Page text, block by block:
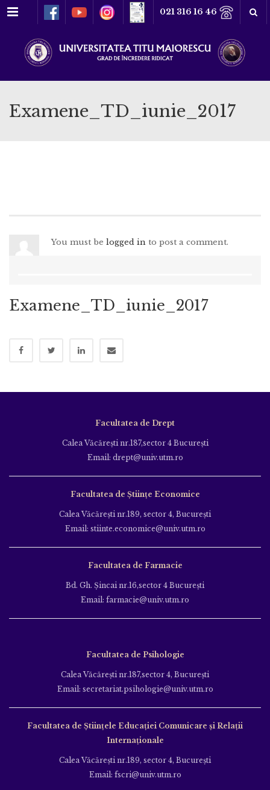
Meniu 021 316 16 46
Examene_TD_iunie_2017
You must be logged in to post a comment.
Examene_TD_iunie_2017
Facultatea de Drept
Calea Văcăreşti nr.187,sector 4 Bucureşti
Email: drept@univ.utm.ro
Facultatea de Științe Economice
Calea Văcăreşti nr.189, sector 4, Bucureşti
Email: stiinte.economice@univ.utm.ro
Facultatea de Farmacie
Bd. Gh. Şincai nr.16,sector 4 Bucureşti
Email: farmacie@univ.utm.ro
Facultatea de Psihologie
Calea Văcăreşti nr.187,sector 4, Bucureşti
Email: secretariat.psihologie@univ.utm.ro
Facultatea de Ştiinţele Educației Comunicare și Relații
Internaționale
Calea Văcăreşti nr.189, sector 4, Bucureşti
Email: fscri@univ.utm.ro